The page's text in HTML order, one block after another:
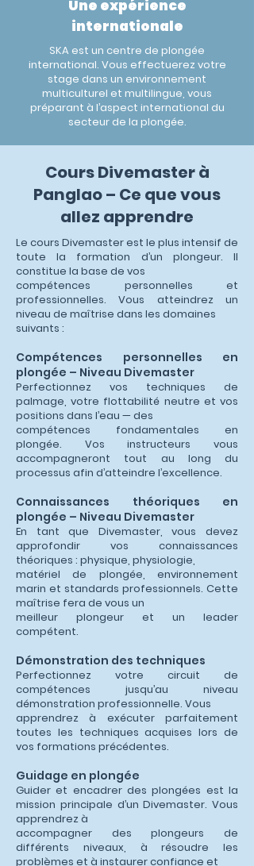
Une expérience
internationale
SKA est un centre de plongée
international. Vous effectuerez votre
stage dans un environnement
multiculturel et multilingue, vous
préparant à l’aspect international du
secteur de la plongée.
Cours Divemaster à
Panglao – Ce que vous
allez apprendre
Le cours Divemaster est le plus intensif de
toute la formation d’un plongeur. Il
constitue la base de vos
compétences personnelles et
professionnelles. Vous atteindrez un
niveau de maîtrise dans les domaines
suivants :
Compétences personnelles en
plongée – Niveau Divemaster
Perfectionnez vos techniques de
palmage, votre flottabilité neutre et vos
positions dans l’eau — des
compétences fondamentales en
plongée. Vos instructeurs vous
accompagneront tout au long du
processus afin d’atteindre l’excellence.
Connaissances théoriques en
plongée – Niveau Divemaster
En tant que Divemaster, vous devez
approfondir vos connaissances
théoriques : physique, physiologie,
matériel de plongée, environnement
marin et standards professionnels. Cette
maîtrise fera de vous un
meilleur plongeur et un leader
compétent.
Démonstration des techniques
Perfectionnez votre circuit de
compétences jusqu’au niveau
démonstration professionnelle. Vous
apprendrez à exécuter parfaitement
toutes les techniques acquises lors de
vos formations précédentes.
Guidage en plongée
Guider et encadrer des plongées est la
mission principale d’un Divemaster. Vous
apprendrez à
accompagner des plongeurs de
différents niveaux, à résoudre les
problèmes et à instaurer confiance et